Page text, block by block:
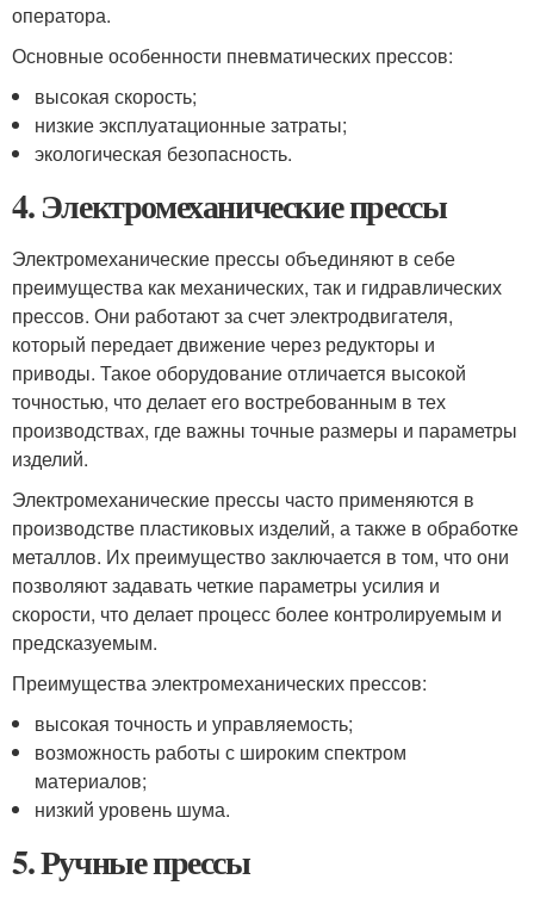
оператора.
Основные особенности пневматических прессов:
высокая скорость;
низкие эксплуатационные затраты;
экологическая безопасность.
4.Электромеханические прессы
Электромеханические прессы объединяют в себе
преимущества как механических, так и гидравлических
прессов. Они работают за счет электродвигателя,
который передает движение через редукторы и
приводы. Такое оборудование отличается высокой
точностью, что делает его востребованным в тех
производствах, где важны точные размеры и параметры
изделий.
Электромеханические прессы часто применяются в
производстве пластиковых изделий, а также в обработке
металлов. Их преимущество заключается в том, что они
позволяют задавать четкие параметры усилия и
скорости, что делает процесс более контролируемым и
предсказуемым.
Преимущества электромеханических прессов:
высокая точность и управляемость;
возможность работы с широким спектром
материалов;
низкий уровень шума.
5.Ручные прессы